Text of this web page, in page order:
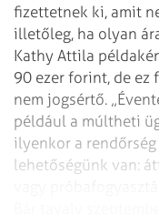
fizettetnek ki, amit
illetőleg, ha olyan
Kathy Attila
90 ezer forint, de ez
nem jogsértő.
például a múltheti
ilyenkor a
lehetőségünk van: